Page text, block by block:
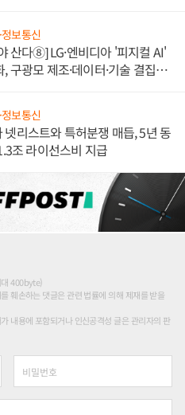
정보통신
산다⑧] LG·엔비디아 '피지컬 AI'
구광모 제조·데이터·기술 결집
정보통신
넷리스트와 특허분쟁 매듭, 5년 동
조 라이선스비 지급
400byte)
훼손하는 댓글은 관련 법률에 의해 제재를 받을
내용에 포함되거나 인신공격성 글은 관리자의 판